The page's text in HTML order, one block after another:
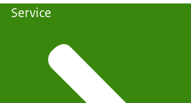
Service